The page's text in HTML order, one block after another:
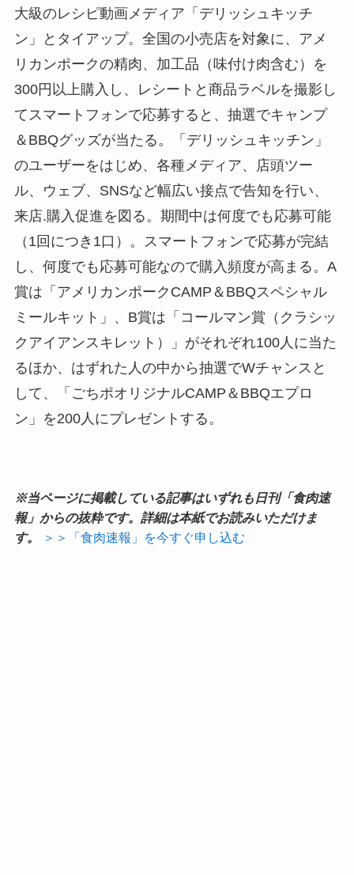
大級のレシピ動画メディア「デリッシュキッチ
ン」とタイアップ。全国の小売店を対象に、アメ
リカンポークの精肉、加工品（味付け肉含む）を
300円以上購入し、レシートと商品ラベルを撮影し
てスマートフォンで応募すると、抽選でキャンプ
＆BBQグッズが当たる。「デリッシュキッチン」
のユーザーをはじめ、各種メディア、店頭ツー
ル、ウェブ、SNSなど幅広い接点で告知を行い、
来店.購入促進を図る。期間中は何度でも応募可能
（1回につき1口）。スマートフォンで応募が完結
し、何度でも応募可能なので購入頻度が高まる。A
賞は「アメリカンポークCAMP＆BBQスペシャル
ミールキット」、B賞は「コールマン賞（クラシッ
クアイアンスキレット）」がそれぞれ100人に当た
るほか、はずれた人の中から抽選でWチャンスと
して、「ごちポオリジナルCAMP＆BBQエプロ
ン」を200人にプレゼントする。
※当ページに掲載している記事はいずれも日刊「食肉速
報」からの抜粋です。詳細は本紙でお読みいただけま
す。
＞＞「食肉速報」を今すぐ申し込む